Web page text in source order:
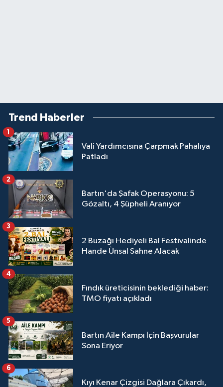
Trend Haberler
Vali Yardımcısına Çarpmak Pahalıya
Patladı
1
Bartın'da Şafak Operasyonu: 5
Gözaltı, 4 Şüpheli Aranıyor
2
2 Buzağı Hediyeli Bal Festivalinde
Hande Ünsal Sahne Alacak
3
Fındık üreticisinin beklediği haber:
TMO fiyatı açıkladı
4
Bartın Aile Kampı İçin Başvurular
Sona Eriyor
5
Kıyı Kenar Çizgisi Dağlara Çıkardı,
6